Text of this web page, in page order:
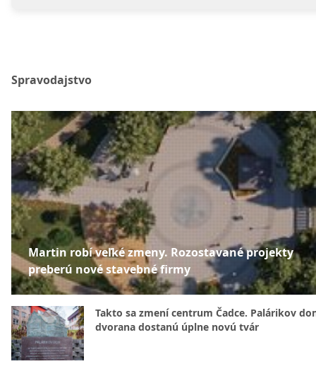
Spravodajstvo
Martin robí veľké zmeny. Rozostavané projekty
preberú nové stavebné firmy
Takto sa zmení centrum Čadce. Palárikov
dvorana dostanú úplne novú tvár